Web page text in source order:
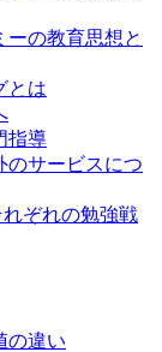
の教育思想と
とは
指導
サービスにつ
ぞれの勉強戦
の違い